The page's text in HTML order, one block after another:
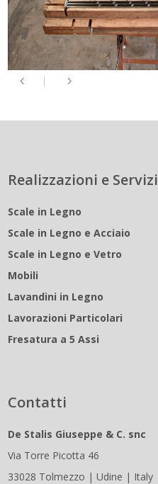
Realizzazioni e Servizi
Scale in Legno
Scale in Legno e Acciaio
Scale in Legno e Vetro
Mobili
Lavandini in Legno
Lavorazioni Particolari
Fresatura a 5 Assi
Contatti
De Stalis Giuseppe & C. snc
Via Torre Picotta 46
33028 Tolmezzo | Udine | Italy